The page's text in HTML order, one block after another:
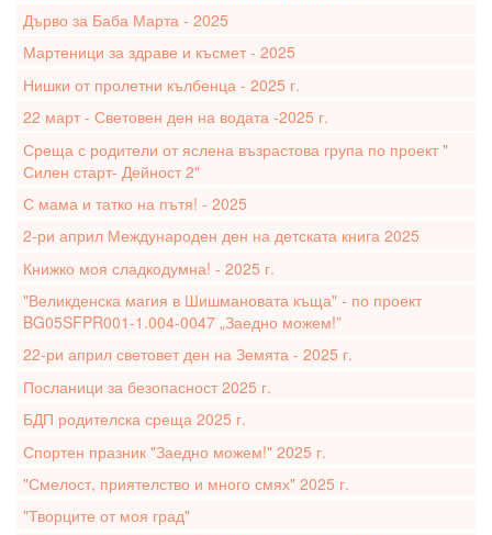
Дърво за Баба Марта - 2025
Мартеници за здраве и късмет - 2025
Нишки от пролетни кълбенца - 2025 г.
22 март - Световен ден на водата -2025 г.
Среща с родители от яслена възрастова група по проект "
Силен старт- Дейност 2"
С мама и татко на пътя! - 2025
2-ри април Международен ден на детската книга 2025
Книжко моя сладкодумна! - 2025 г.
"Великденска магия в Шишмановата къща" - по проект
BG05SFPR001-1.004-0047 „Заедно можем!”
22-ри април световет ден на Земята - 2025 г.
Посланици за безопасност 2025 г.
БДП родителска среща 2025 г.
Спортен празник "Заедно можем!" 2025 г.
"Смелост, приятелство и много смях" 2025 г.
"Творците от моя град"